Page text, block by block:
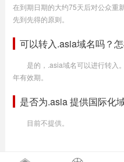
在到期日期的大约75天后对公众重
先到先得的原则。
可以转入.asia域名吗？
是的，.asia域名可以进行转入
年有效期。
是否为.asia 提供国际化
目前不提供。